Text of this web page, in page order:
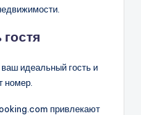
идеальный гость и
номер.
привлекают